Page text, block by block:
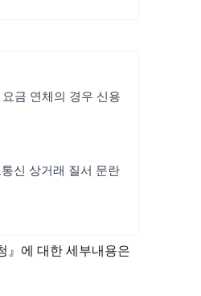
금 연체의 경우 신용
신 상거래 질서 문란
』에 대한 세부내용은